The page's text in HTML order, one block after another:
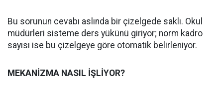
Bu sorunun cevabı aslında bir çizelgede saklı. Okul
müdürleri sisteme ders yükünü giriyor; norm kadro
sayısı ise bu çizelgeye göre otomatik belirleniyor.
MEKANİZMA NASIL İŞLİYOR?